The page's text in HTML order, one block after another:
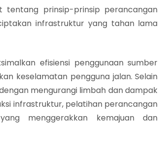
tentang prinsip-prinsip perancangan
infrastruktur yang tahan lama
efisiensi penggunaan sumber
keselamatan pengguna jalan. Selain
mengurangi limbah dan dampak
infrastruktur, pelatihan perancangan
menggerakkan kemajuan dan